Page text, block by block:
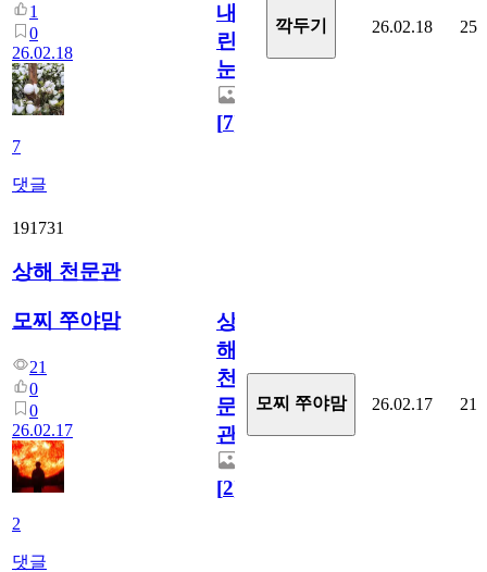
1
0
26.02.18
7
댓글
내
린
눈
[7]
깍두기 26.02.18 25
191731
상해 천문관
모찌 쭈야맘
21
0
0
26.02.17
2
댓글
상
해
천
문
관
[2]
모찌 쭈야맘 26.02.17 21